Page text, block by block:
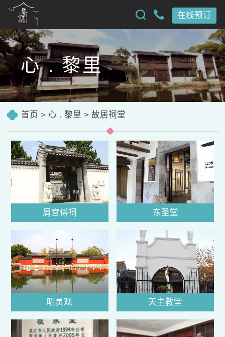
在线预订
心 . 黎里
首页 > 心 . 黎里 >故居祠堂
周宫傅祠 东圣堂
昭灵观 天主教堂